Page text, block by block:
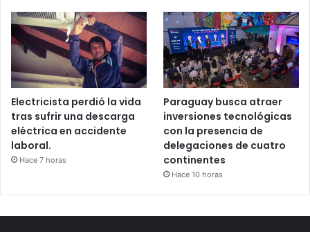
Electricista perdió la vida
tras sufrir una descarga
eléctrica en accidente
laboral.
Hace 7 horas
Paraguay busca atraer
inversiones tecnológicas
con la presencia de
delegaciones de cuatro
continentes
Hace 10 horas